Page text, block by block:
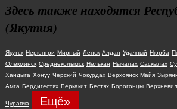
Здесь также находятся
(Якутия)
Якутск Нерюнгри Мирный Ленск Алдан Удачный Нюрба
Олёкминск Среднеколымск Нелькан Нычалах Саскылах
Хандыга Хонуу Черский Чокурдах Верхоянск Майя
Амга Бердигестях Беркакит Бестях Борогонцы
Чурапча Ещё»